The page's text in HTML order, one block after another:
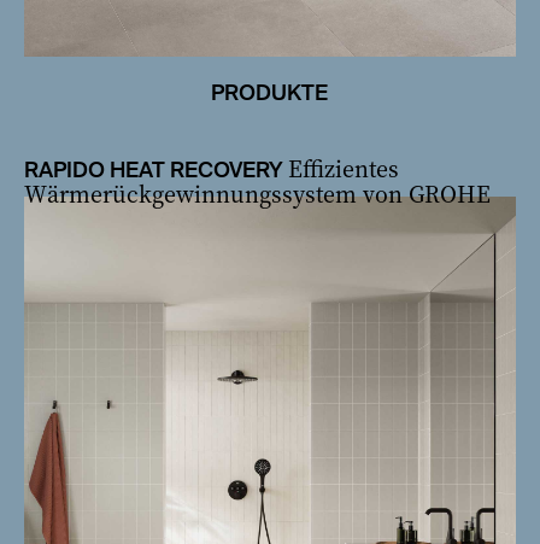
PRODUKTE
RAPIDO HEAT RECOVERY Effizientes
Wärmerückgewinnungssystem von GROHE